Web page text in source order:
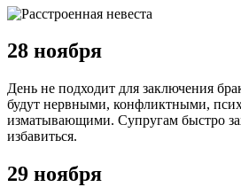
28 ноября
День не подходит для заключения
будут нервными, конфликтными,
изматывающими. Супругам быстро
избавиться.
29 ноября